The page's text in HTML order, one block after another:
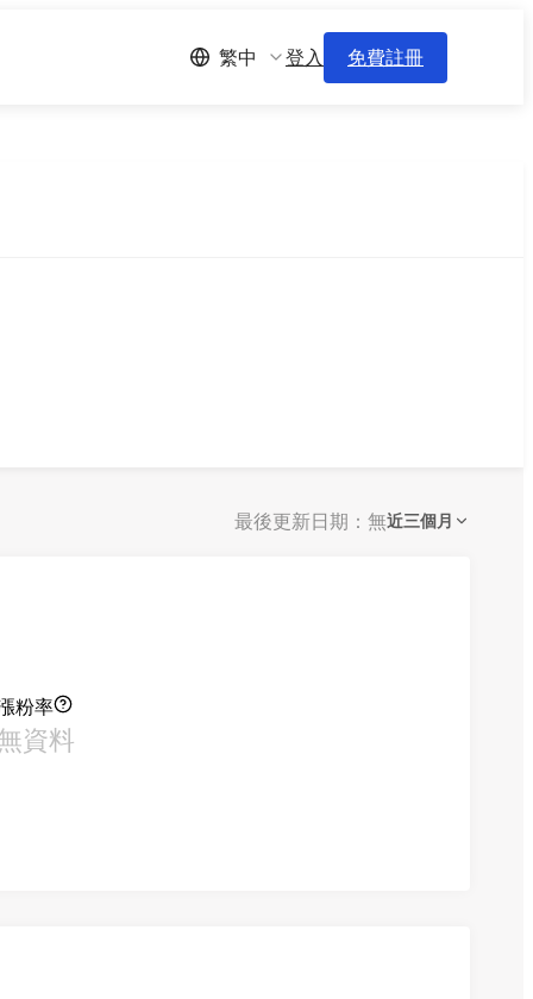
繁中 登入 免費註冊
最後更新日期：無近三個月
粉率
資料